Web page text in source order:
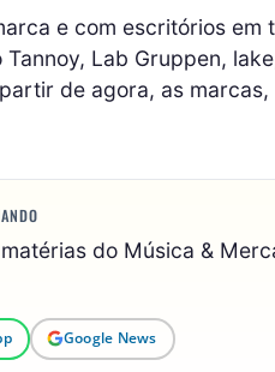
e com escritórios
Lab Gruppen,
de agora, as
do Música &
Google News